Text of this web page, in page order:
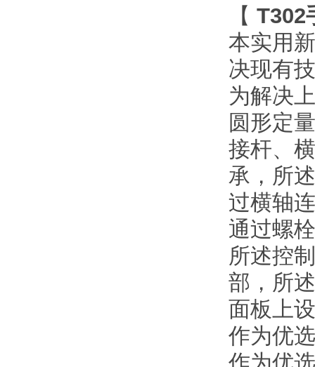
【 T302
本实用
决现有
为解决
圆形定
接杆、
承，所
过横轴
通过螺
所述控
部，所
面板上
作为优
作为优